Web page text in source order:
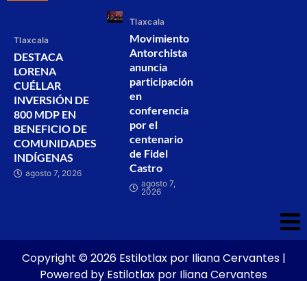
Tlaxcala
DESTACA
LORENA
CUÉLLAR
INVERSIÓN DE
800 MDP EN
BENEFICIO DE
COMUNIDADES
INDÍGENAS
agosto 7, 2026
Tlaxcala
Movimiento
Antorchista
anuncia
participación
en
conferencia
por el
centenario
de Fidel
Castro
agosto 7,
2026
Copyright © 2026 Estilotlax por Iliana Cervantes |
Powered by Estilotlax por Iliana Cervantes